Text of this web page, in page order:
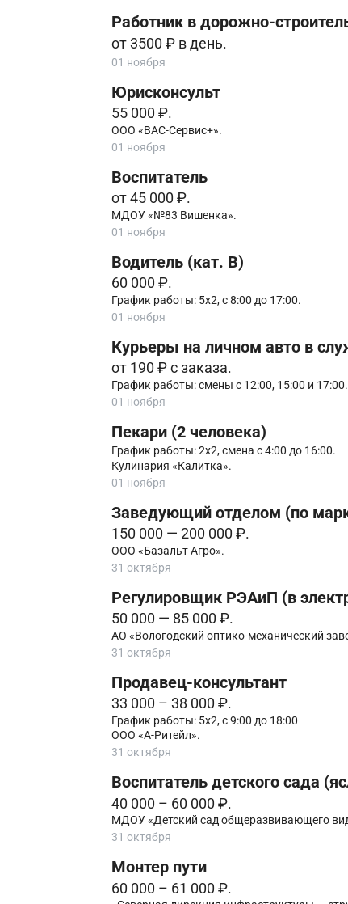
Работник в дорожно-
от 3500 ₽ в день.
01 ноября
Юрисконсульт
55 000 ₽.
ООО «ВАС-Сервис+».
01 ноября
Воспитатель
от 45 000 ₽.
МДОУ «№83 Вишенка».
01 ноября
Водитель (кат. B)
60 000 ₽.
График работы: 5х2, с 8:00 до 17:00.
01 ноября
Курьеры на личном авто в
от 190 ₽ с заказа.
График работы: смены с 12:00, 15:00 и
01 ноября
Пекари (2 человека)
График работы: 2х2, смена с 4:00 до 16:00.
Кулинария «Калитка».
01 ноября
Заведующий отделом (по
150 000 — 200 000 ₽.
ООО «Базальт Агро».
31 октября
Регулировщик РЭАиП (в
50 000 — 85 000 ₽.
АО «Вологодский оптико-механический
31 октября
Продавец-консультант
33 000 – 38 000 ₽.
График работы: 5х2, с 9:00 до 18:00
ООО «А-Ритейл».
31 октября
Воспитатель детского сада
40 000 – 60 000 ₽.
МДОУ «Детский сад общеразвивающего
31 октября
Монтер пути
60 000 – 61 000 ₽.